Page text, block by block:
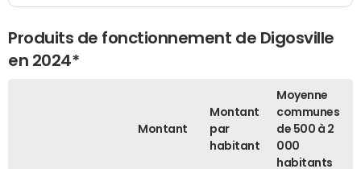
Produits de fonctionnement de Digosville
en 2024*
Montant
Montant
par
habitant
Moyenne
communes
de 500 à 2
000
habitants